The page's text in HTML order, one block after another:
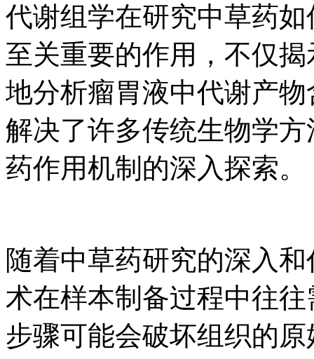
代谢组学在研究中草药
至关重要的作用，不仅
地分析瘤胃液中代谢产
解决了许多传统生物学
药作用机制的深入探索。
随着中草药研究的深入
术在样本制备过程中往
步骤可能会破坏组织的